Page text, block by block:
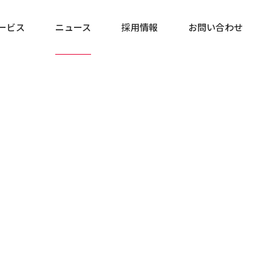
ビス ニュース 採用情報 お問い合わせ